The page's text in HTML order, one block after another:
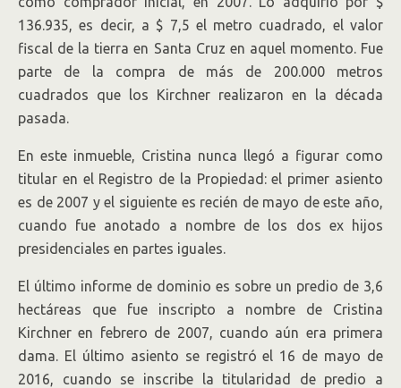
136.935, es decir, a $ 7,5 el metro cuadrado, el valor
fiscal de la tierra en Santa Cruz en aquel momento. Fue
parte de la compra de más de 200.000 metros
cuadrados que los Kirchner realizaron en la década
pasada.
En este inmueble, Cristina nunca llegó a figurar como
titular en el Registro de la Propiedad: el primer asiento
es de 2007 y el siguiente es recién de mayo de este año,
cuando fue anotado a nombre de los dos ex hijos
presidenciales en partes iguales.
El último informe de dominio es sobre un predio de 3,6
hectáreas que fue inscripto a nombre de Cristina
Kirchner en febrero de 2007, cuando aún era primera
dama. El último asiento se registró el 16 de mayo de
2016, cuando se inscribe la titularidad de predio a